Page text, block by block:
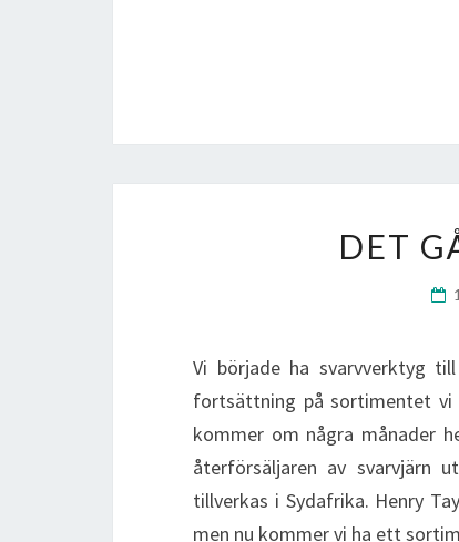
DET
Vi började ha svarvverktyg
fortsättning på sortimentet vi
kommer om några månader
återförsäljaren av svarvjärn
tillverkas i Sydafrika. Henry
men nu kommer vi ha ett